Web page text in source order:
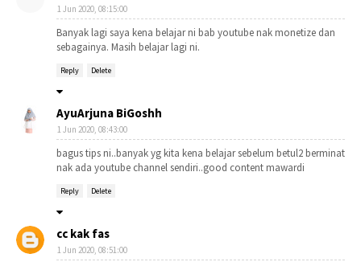
1 Jun 2020, 08:15:00
Banyak lagi saya kena belajar ni bab youtube nak monetize dan
sebagainya. Masih belajar lagi ni.
Reply Delete
AyuArjuna BiGoshh
1 Jun 2020, 08:43:00
bagus tips ni..banyak yg kita kena belajar sebelum betul2 berminat
nak ada youtube channel sendiri..good content mawardi
Reply Delete
cc kak fas
1 Jun 2020, 08:51:00